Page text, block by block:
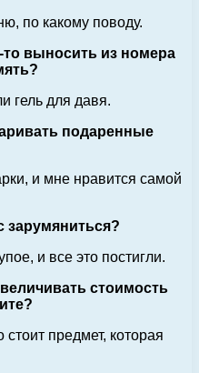
по какому поводу.
выносить из номера
гель для давя.
подаренные
и мне нравится самой
зарумяниться?
и все это постигли.
стоимость
предмет, которая